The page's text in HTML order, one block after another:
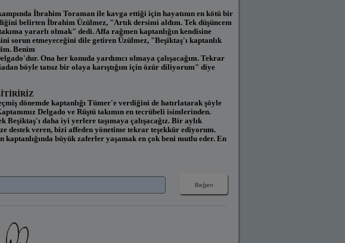
İbrahim Toraman ile kavga ettiği için hayatının en kötü bir
belirten İbrahim Üzülmez, "Artık dersimi aldım. Tek düşüncem
takıma yararlı olmak" dedi. Affa rağmen kaptanlığın kendisine
sorun etmeyeceğini dile getiren Üzülmez, "Beşiktaş'ı kaptanlık
Benim
Ona her konuda yardımcı olmaya çalışacağım. Tekrar
böyle tatsız bir olaya karıştığım için özür diliyorum" diye
dönemde kaptanlığı Tümer'e verdiğini de hatırlatarak şöyle
Delgado ve Rüştü takımın en tecrübeli isimlerinden.
Beşiktaş'ı daha iyi yerlere taşımaya çalışacağız. Bir aylık
destek veren, bizi affeden yönetime tekrar teşekkür ediyorum.
kaptanlığında büyük zaferler yaşamak en çok beni mutlu eder. En